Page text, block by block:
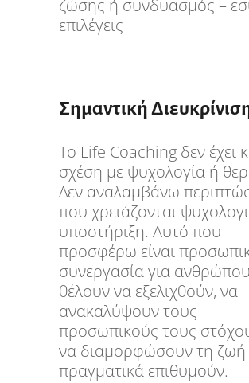
ζώσης ή συνδυασμός –
επιλέγεις
Σημαντική
Το Life Coaching δεν έχει
σχέση με ψυχολογία ή
Δεν αναλαμβάνω
που χρειάζονται
υποστήριξη. Αυτό που
προσφέρω είναι
συνεργασία για
θέλουν να εξελιχθούν, να
ανακαλύψουν τους
προσωπικούς τους
να διαμορφώσουν τη
πραγματικά επιθυμούν.